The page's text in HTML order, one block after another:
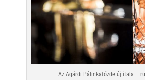
Az Agárdi Pálinkafőzde új itala –